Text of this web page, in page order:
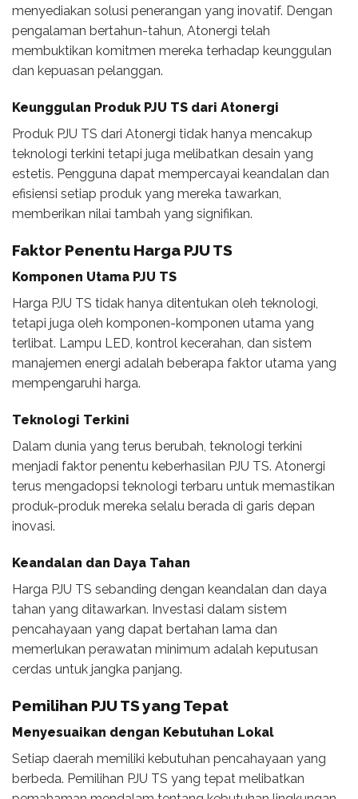
menyediakan solusi penerangan yang inovatif. Dengan
pengalaman bertahun-tahun, Atonergi telah
membuktikan komitmen mereka terhadap keunggulan
dan kepuasan pelanggan.
Keunggulan Produk PJU TS dari Atonergi
Produk PJU TS dari Atonergi tidak hanya mencakup
teknologi terkini tetapi juga melibatkan desain yang
estetis. Pengguna dapat mempercayai keandalan dan
efisiensi setiap produk yang mereka tawarkan,
memberikan nilai tambah yang signifikan.
Faktor Penentu Harga PJU TS
Komponen Utama PJU TS
Harga PJU TS tidak hanya ditentukan oleh teknologi,
tetapi juga oleh komponen-komponen utama yang
terlibat. Lampu LED, kontrol kecerahan, dan sistem
manajemen energi adalah beberapa faktor utama yang
mempengaruhi harga.
Teknologi Terkini
Dalam dunia yang terus berubah, teknologi terkini
menjadi faktor penentu keberhasilan PJU TS. Atonergi
terus mengadopsi teknologi terbaru untuk memastikan
produk-produk mereka selalu berada di garis depan
inovasi.
Keandalan dan Daya Tahan
Harga PJU TS sebanding dengan keandalan dan daya
tahan yang ditawarkan. Investasi dalam sistem
pencahayaan yang dapat bertahan lama dan
memerlukan perawatan minimum adalah keputusan
cerdas untuk jangka panjang.
Pemilihan PJU TS yang Tepat
Menyesuaikan dengan Kebutuhan Lokal
Setiap daerah memiliki kebutuhan pencahayaan yang
berbeda. Pemilihan PJU TS yang tepat melibatkan